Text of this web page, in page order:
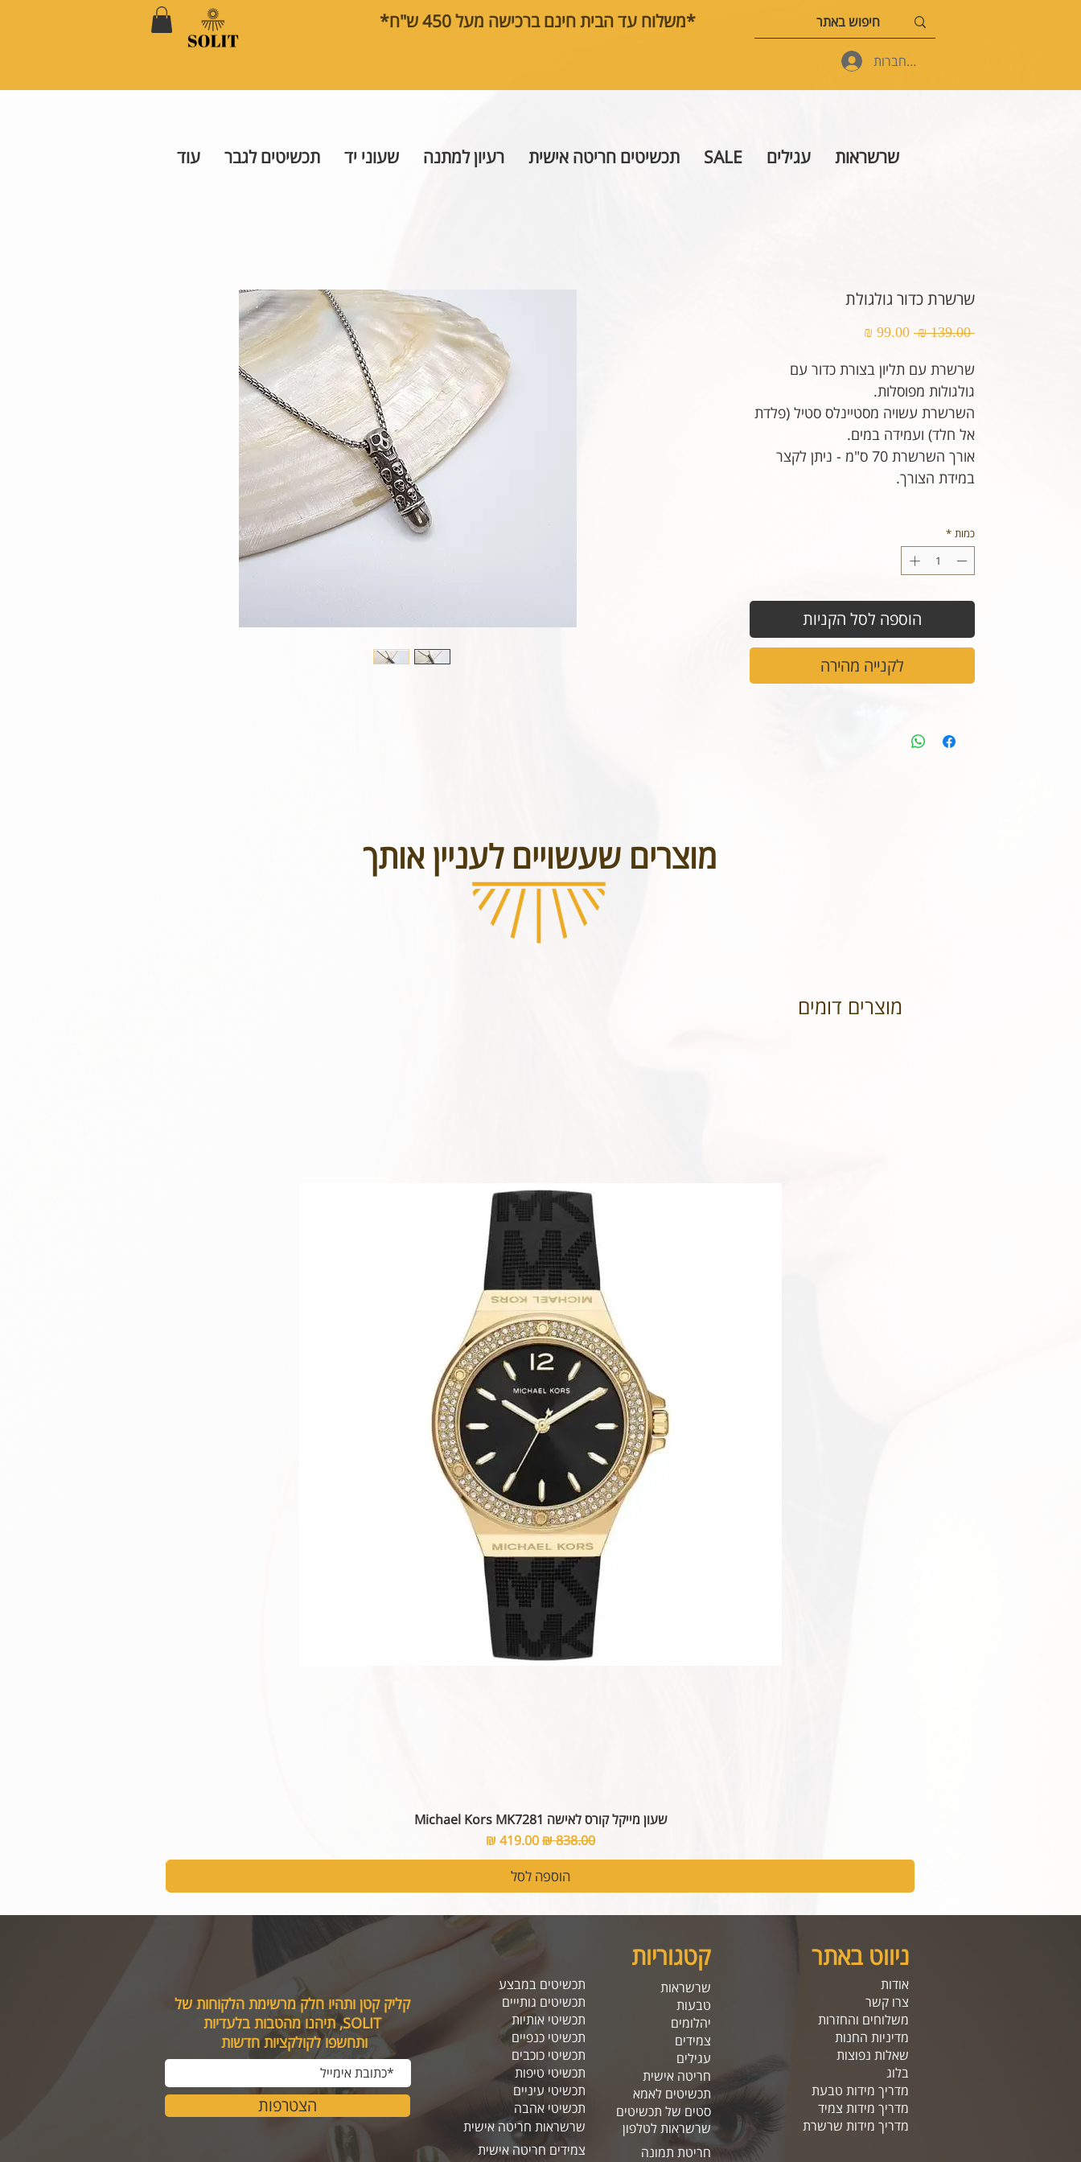
*משלוח עד הבית חינם ברכישה מעל 450 ש"ח*
להתחברות
שרשראות עגילים SALE תכשיטים חריטה אישית רעיון למתנה שעוני יד תכשיטים לגבר עוד
שרשרת כדור גולגולת
‏139.00 ‏₪
מחיר
שרשרת עם תליון בצורת כדור עם
גולגולות מפוסלות.
השרשרת עשויה מסטיינלס סטיל (פלדת
אל חלד) ועמידה במים.
אורך השרשרת 70 ס"מ - ניתן לקצר
במידת הצורך.
כמות *
הוספה לסל הקניות
לקנייה מהירה
מוצרים שעשויים לעניין אותך
מוצרים דומים
שעון מייקל קורס לאישה Michael Kors MK7281
מחיר רגיל מחיר מבצע
הוספה לסל
קטגוריות ניווט באתר
קליק קטן ותהיו חלק מרשימת הלקוחות של
SOLIT, תיהנו מהטבות בלעדיות
ותחשפו לקולקציות חדשות
הצטרפות
שרשראות
טבעות
יהלומים
צמידים
עגילים
חריטה אישית
תכשיטים לאמא
סטים של תכשיטים
תכשיטים במבצע
תכשיטים גותייים
תכשיטי אותיות
תכשיטי כנפיים
תכשיטי כוכבים
תכשיטי טיפות
תכשיטי עיניים
תכשיטי אהבה
שרשראות חריטה אישית
צמידים חריטה אישית
שרשראות לטלפון
אודות
צרו קשר
משלוחים והחזרות
מדיניות החנות
שאלות נפוצות
בלוג
מדריך מידות טבעת
מדריך מידות צמיד
מדריך מידות שרשרת
חריטת תמונה